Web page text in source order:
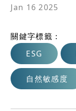
Jan 16 2025
關鍵字標籤：
ESG
自然敏感度